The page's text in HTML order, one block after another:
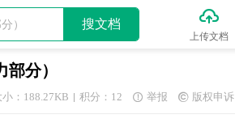
搜文档 
上传文档
分）
小：188.27KB 积分：12  举报  版权申诉